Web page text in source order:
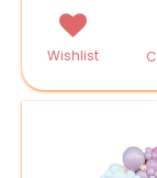
Wishlist